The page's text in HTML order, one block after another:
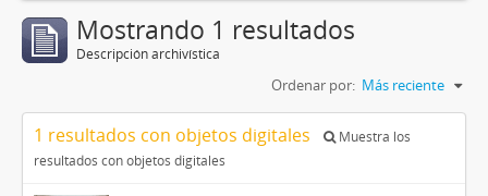
Mostrando 1 resultados
Descripción archivística
Ordenar por: Más reciente
1 resultados con objetos digitales
Muestra los
resultados con objetos digitales